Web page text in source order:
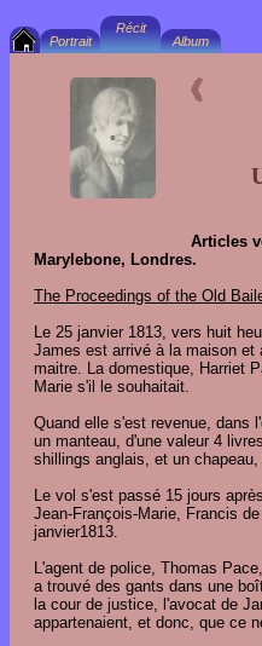
Articles
Marylebone, Londres.
The Proceedings of the Old
Le 25 janvier 1813, vers huit
James est arrivé à la maison et
maitre. La domestique, Harriet
Marie s'il le souhaitait.
Quand elle s'est revenue, dans
un manteau, d'une valeur 4
shillings anglais, et un
Le vol s'est passé 15 jours
Jean-François-Marie, Francis
janvier1813.
L'agent de police, Thomas
a trouvé des gants dans une
la cour de justice, l'avocat de
appartenaient, et donc, que ce